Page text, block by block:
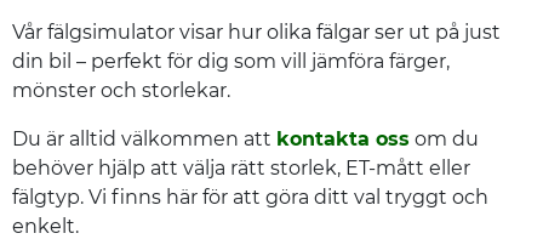
Vår fälgsimulator visar hur olika fälgar ser ut på just
din bil – perfekt för dig som vill jämföra färger,
mönster och storlekar.
Du är alltid välkommen att kontakta oss om du
behöver hjälp att välja rätt storlek, ET-mått eller
fälgtyp. Vi finns här för att göra ditt val tryggt och
enkelt.